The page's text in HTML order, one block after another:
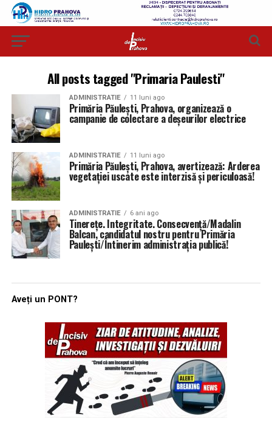
All posts tagged "Primaria Paulesti"
ADMINISTRATIE 11 luni ago
Primăria Păulești, Prahova, organizează o
campanie de colectare a deșeurilor electrice
ADMINISTRATIE 11 luni ago
Primăria Păulești, Prahova, avertizează: Arderea
vegetației uscate este interzisă și periculoasă!
ADMINISTRATIE 6 ani ago
Tinerețe. Integritate. Consecvență/Madalin
Balcan, candidatul nostru pentru Primăria
Paulești/Întinerim administrația publică!
Aveți un PONT?